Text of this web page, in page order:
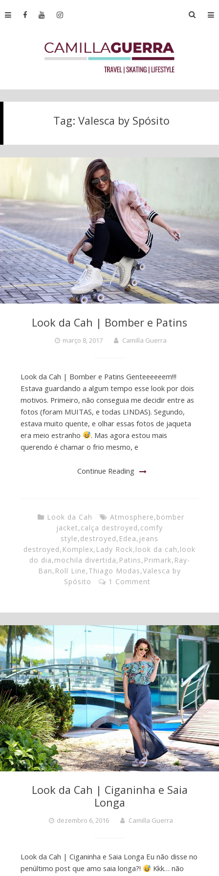
Tag: Valesca by Spósito
Look da Cah | Bomber e Patins
março 8, 2017 Camilla Guerra
Look da Cah | Bomber e Patins Genteeeeeem!!!
Estava guardando a algum tempo esse look por dois
motivos. Primeiro, não conseguia me decidir entre as
fotos (foram MUITAS, e todas LINDAS). Segundo,
estava muito quente, e olhar essas fotos de jaqueta
era meio estranho
. Mas agora estou mais
querendo é chamar o frio mesmo, e
Continue Reading
Look da Cah Atmosphere,bomber
jacket,calça destroyed,comfy
style,destroyed, Edea, jeans
destroyed, Komplex, Lady Rock,look da cah,look
do dia,mochila divertida, Patins, Primark, Ray-
Ban, Roll Line,Thiago Modas,Valesca by
Spósito
1 Comment
Look da Cah | Ciganinha e Saia
Longa
dezembro 6, 2016 Camilla Guerra
Look da Cah | Ciganinha e Saia Longa Eu não disse no
penúltimo post que amo saia longa?!
Kkk… não